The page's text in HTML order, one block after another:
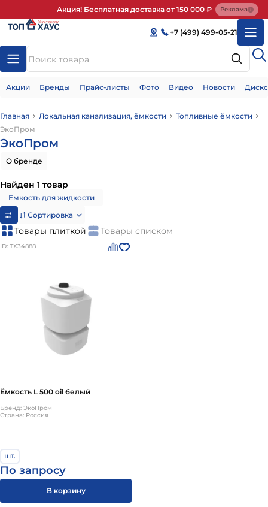
Акция! Бесплатная доставка от 150 000 ₽ Реклама
+7 (499) 499-05-21
Акции Бренды Прайс-листы Фото Видео Новости
Главная Локальная канализация, ёмкости
Топливные ёмкости
ЭкоПром
ЭкоПром
О бренде
Найден 1 товар
Емкость для жидкости
Сортировка
Товары плиткой Товары списком
ID: ТХ34888
Ёмкость L 500 oil белый
Бренд: ЭкоПром
Страна: Россия
шт.
По запросу
В корзину